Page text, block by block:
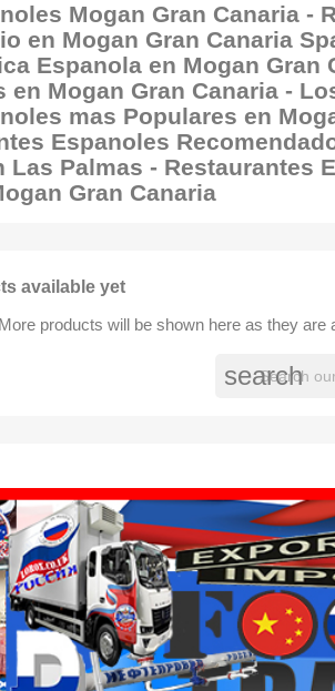
Mogan Gran Canaria -
en Mogan Gran Canaria
Espanola en Mogan Gran
en Mogan Gran Canaria -
mas Populares en
Espanoles
Las Palmas - Restaurantes
Gran Canaria
available yet
products will be shown here as they are
search